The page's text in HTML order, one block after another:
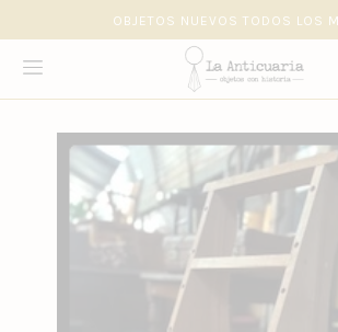
OBJETOS NUEVOS TODOS LOS